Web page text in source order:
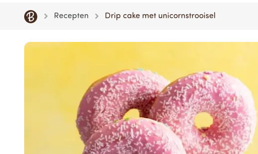
Recepten Drip cake met unicornstrooisel